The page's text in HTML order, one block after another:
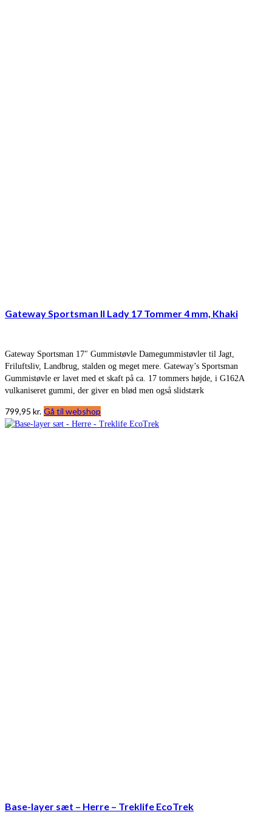
Gateway Sportsman II Lady 17 Tommer 4 mm, Khaki
Gateway Sportsman 17″ Gummistøvle Damegummistøvler til Jagt,
Friluftsliv, Landbrug, stalden og meget mere. Gateway’s Sportsman
Gummistøvle er lavet med et skaft på ca. 17 tommers højde, i G162A
vulkaniseret gummi, der giver en blød men også slidstærk
799,95 kr. Gå til webshop
Base-layer sæt – Herre – Treklife EcoTrek